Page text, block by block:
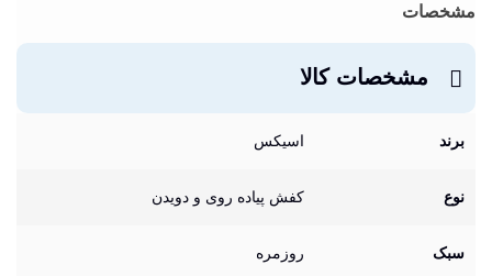
مشخصات
مشخصات کالا
برند اسیکس
نوع کفش پیاده روی و دویدن
سبک روزمره